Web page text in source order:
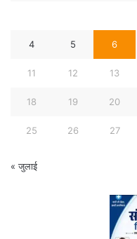
4 5 6
11 12 13
18 19 20
25 26 27
« जुलाई